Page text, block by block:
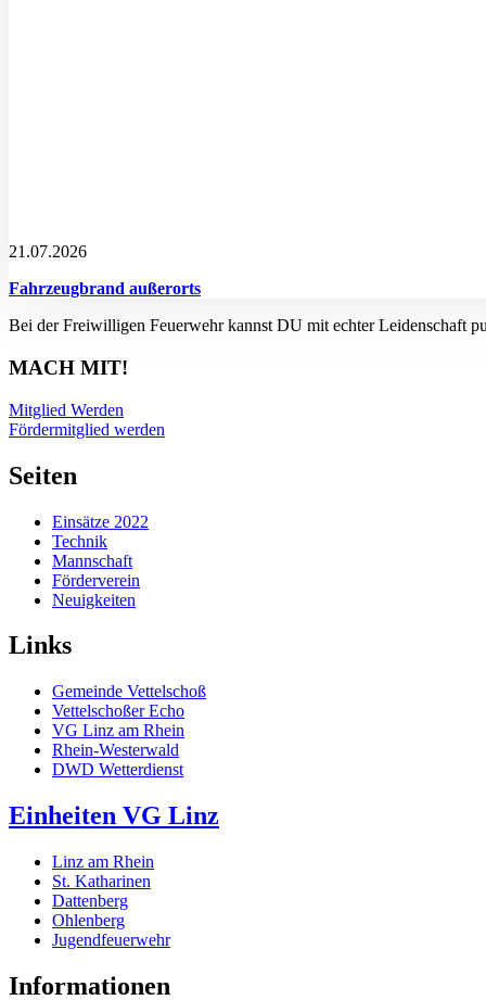
21.07.2026
Fahrzeugbrand außerorts
Bei der Freiwilligen Feuerwehr kannst DU mit echter Leidenschaft
MACH MIT!
Mitglied Werden
Fördermitglied werden
Seiten
Einsätze 2022
Technik
Mannschaft
Förderverein
Neuigkeiten
Links
Gemeinde Vettelschoß
Vettelschoßer Echo
VG Linz am Rhein
Rhein-Westerwald
DWD Wetterdienst
Einheiten VG Linz
Linz am Rhein
St. Katharinen
Dattenberg
Ohlenberg
Jugendfeuerwehr
Informationen